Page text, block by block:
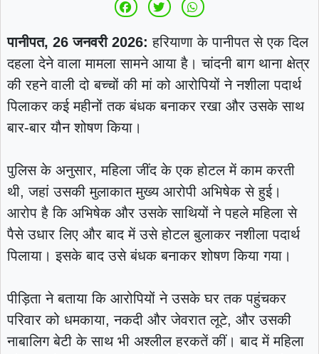
पानीपत, 26 जनवरी 2026: हरियाणा के पानीपत से एक दिल
दहला देने वाला मामला सामने आया है। चांदनी बाग थाना क्षेत्र
की रहने वाली दो बच्चों की मां को आरोपियों ने नशीला पदार्थ
पिलाकर कई महीनों तक बंधक बनाकर रखा और उसके साथ
बार-बार यौन शोषण किया।
पुलिस के अनुसार, महिला जींद के एक होटल में काम करती
थी, जहां उसकी मुलाकात मुख्य आरोपी अभिषेक से हुई।
आरोप है कि अभिषेक और उसके साथियों ने पहले महिला से
पैसे उधार लिए और बाद में उसे होटल बुलाकर नशीला पदार्थ
पिलाया। इसके बाद उसे बंधक बनाकर शोषण किया गया।
पीड़िता ने बताया कि आरोपियों ने उसके घर तक पहुंचकर
परिवार को धमकाया, नकदी और जेवरात लूटे, और उसकी
नाबालिग बेटी के साथ भी अश्लील हरकतें कीं। बाद में महिला